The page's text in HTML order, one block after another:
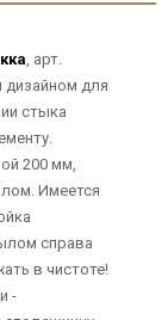
, арт.
дизайном для
стыка
200 мм,
Имеется
справа
в чистоте!
-